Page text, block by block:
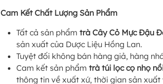
Cam Kết Chất Lượng Sản Phẩm
Tất cả sản phẩm trà Cây Cỏ Mực Đậu
sản xuất của Dược Liệu Hồng Lan.
Tuyệt đối không bán hàng giả, hàng
Cam kết sản phẩm trà túi lọc cọ nhọ
thông tin về xuất xứ, thời gian sản xuất